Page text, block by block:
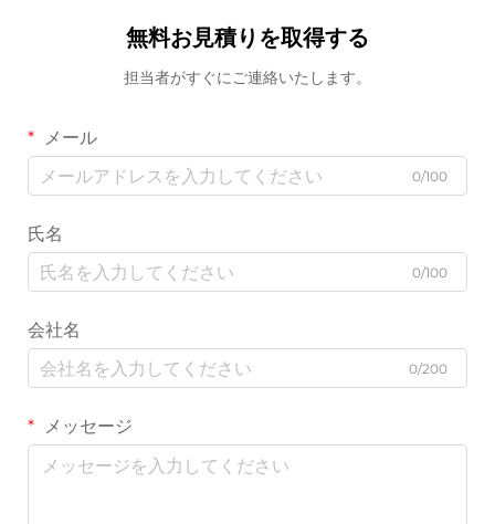
無料お見積りを取得する
担当者がすぐにご連絡いたします。
メール
0/100
氏名
0/100
会社名
0/200
メッセージ